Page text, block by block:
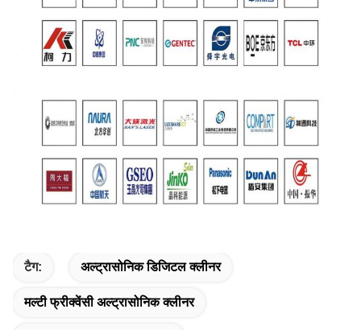
टैग: अल्ट्रासोनिक डिजिटल क्लीनर
मल्टी फ्रीक्वेंसी अल्ट्रासोनिक क्लीनर